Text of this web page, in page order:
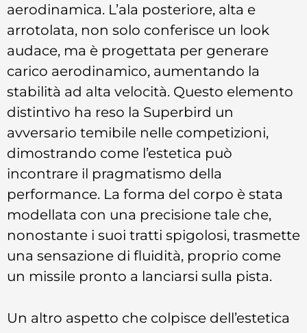
aerodinamica. L’ala posteriore, alta e
arrotolata, non solo conferisce un look
audace, ma è progettata per generare
carico aerodinamico, aumentando la
stabilità ad alta velocità. Questo elemento
distintivo ha reso la Superbird un
avversario temibile nelle competizioni,
dimostrando come l’estetica può
incontrare il pragmatismo della
performance. La forma del corpo è stata
modellata con una precisione tale che,
nonostante i suoi tratti spigolosi, trasmette
una sensazione di fluidità, proprio come
un missile pronto a lanciarsi sulla pista.
Un altro aspetto che colpisce dell’estetica